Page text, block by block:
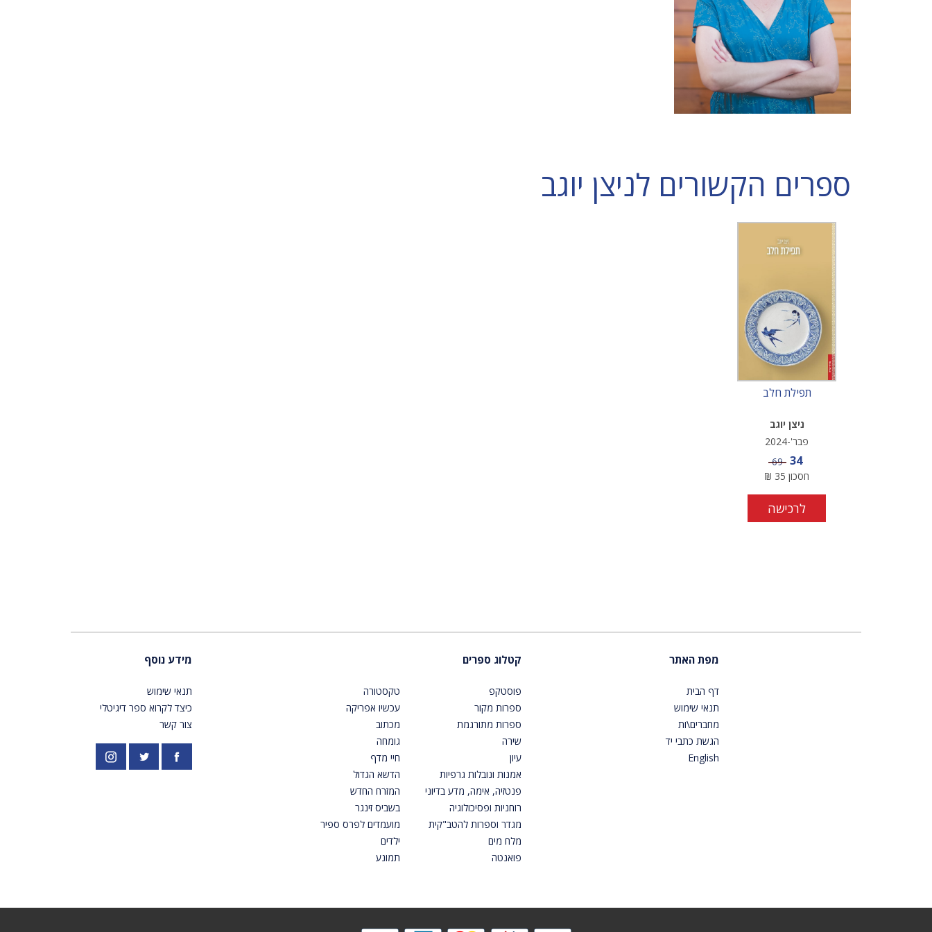
ספרים הקשורים לניצן יוגב
תפילת חלב
ניצן יוגב
פבר'-2024
מחיר מבצע
34 מחיר
69
חסכון 35
₪
לרכישה
מפת האתר
דף הבית
תנאי שימוש
מחברים\ות
הגשת כתבי יד
English
קטלוג ספרים
פוסטקפ
ספרות מקור
ספרות מתורגמת
שירה
עיון
אמנות ונובלות גרפיות
פנטזיה, אימה, מדע בדיוני
רוחניות ופסיכולוגיה
מגדר וספרות להטב"קית
מלח מים
פואנטה
טקסטורה
עכשיו אפריקה
מכתוב
גומחה
חיי מדף
הדשא הגדול
המזרח החדש
בשביס זינגר
מועמדים לפרס ספיר
ילדים
תמונע
מידע נוסף
תנאי שימוש
כיצד לקרוא ספר דיגיטלי
צור קשר
פייסבוק PardesPublish
אינסטגרם